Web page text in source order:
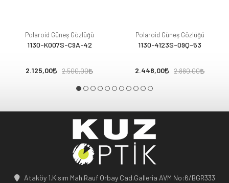
Polaroid Güneş Gözlüğü
1130-K007S-C9A-42
2.125,00 2.500,00
Polaroid Güneş Gözlüğü
1130-4123S-09Q-53
2.448,00 2.880,00
Ataköy 1.Kısım Mah.Rauf Orbay Cad.Galleria AVM No:6/BGR333